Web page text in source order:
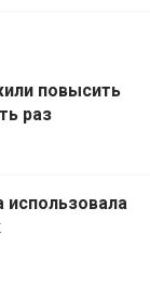
повысить
раз
использовала